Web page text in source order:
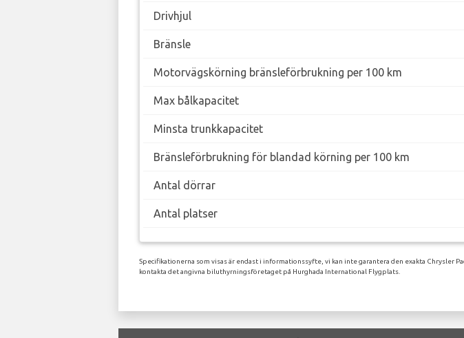
Drivhjul
Bränsle
Motorvägskörning bränsleförbrukning per 100 km
Max bålkapacitet
Minsta trunkkapacitet
Bränsleförbrukning för blandad körning per 100 km
Antal dörrar
Antal platser
Specifikationerna som visas är endast i informationssyfte, vi kan inte garantera den exakta Chrysler
kontakta det angivna biluthyrningsföretaget på Hurghada International Flygplats.